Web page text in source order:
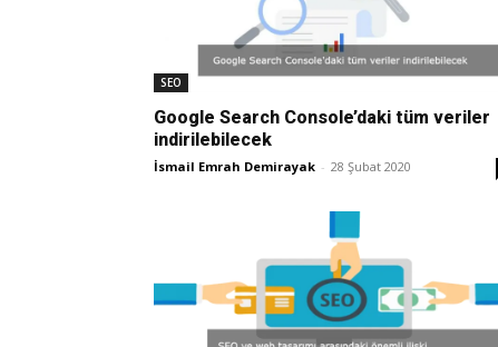
SEO
Google Search Console’daki tüm veriler
indirilebilecek
İsmail Emrah Demirayak - 28 Şubat 2020